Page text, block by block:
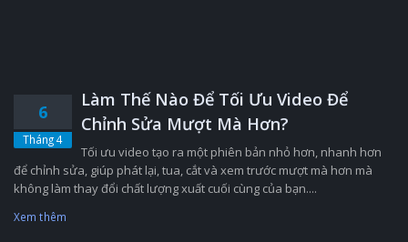
6
Tháng 4
Làm Thế Nào Để Tối Ưu Video Để
Chỉnh Sửa Mượt Mà Hơn?
Tối ưu video tạo ra một phiên bản nhỏ hơn, nhanh hơn
để chỉnh sửa, giúp phát lại, tua, cắt và xem trước mượt mà hơn mà
không làm thay đổi chất lượng xuất cuối cùng của bạn....
Xem thêm